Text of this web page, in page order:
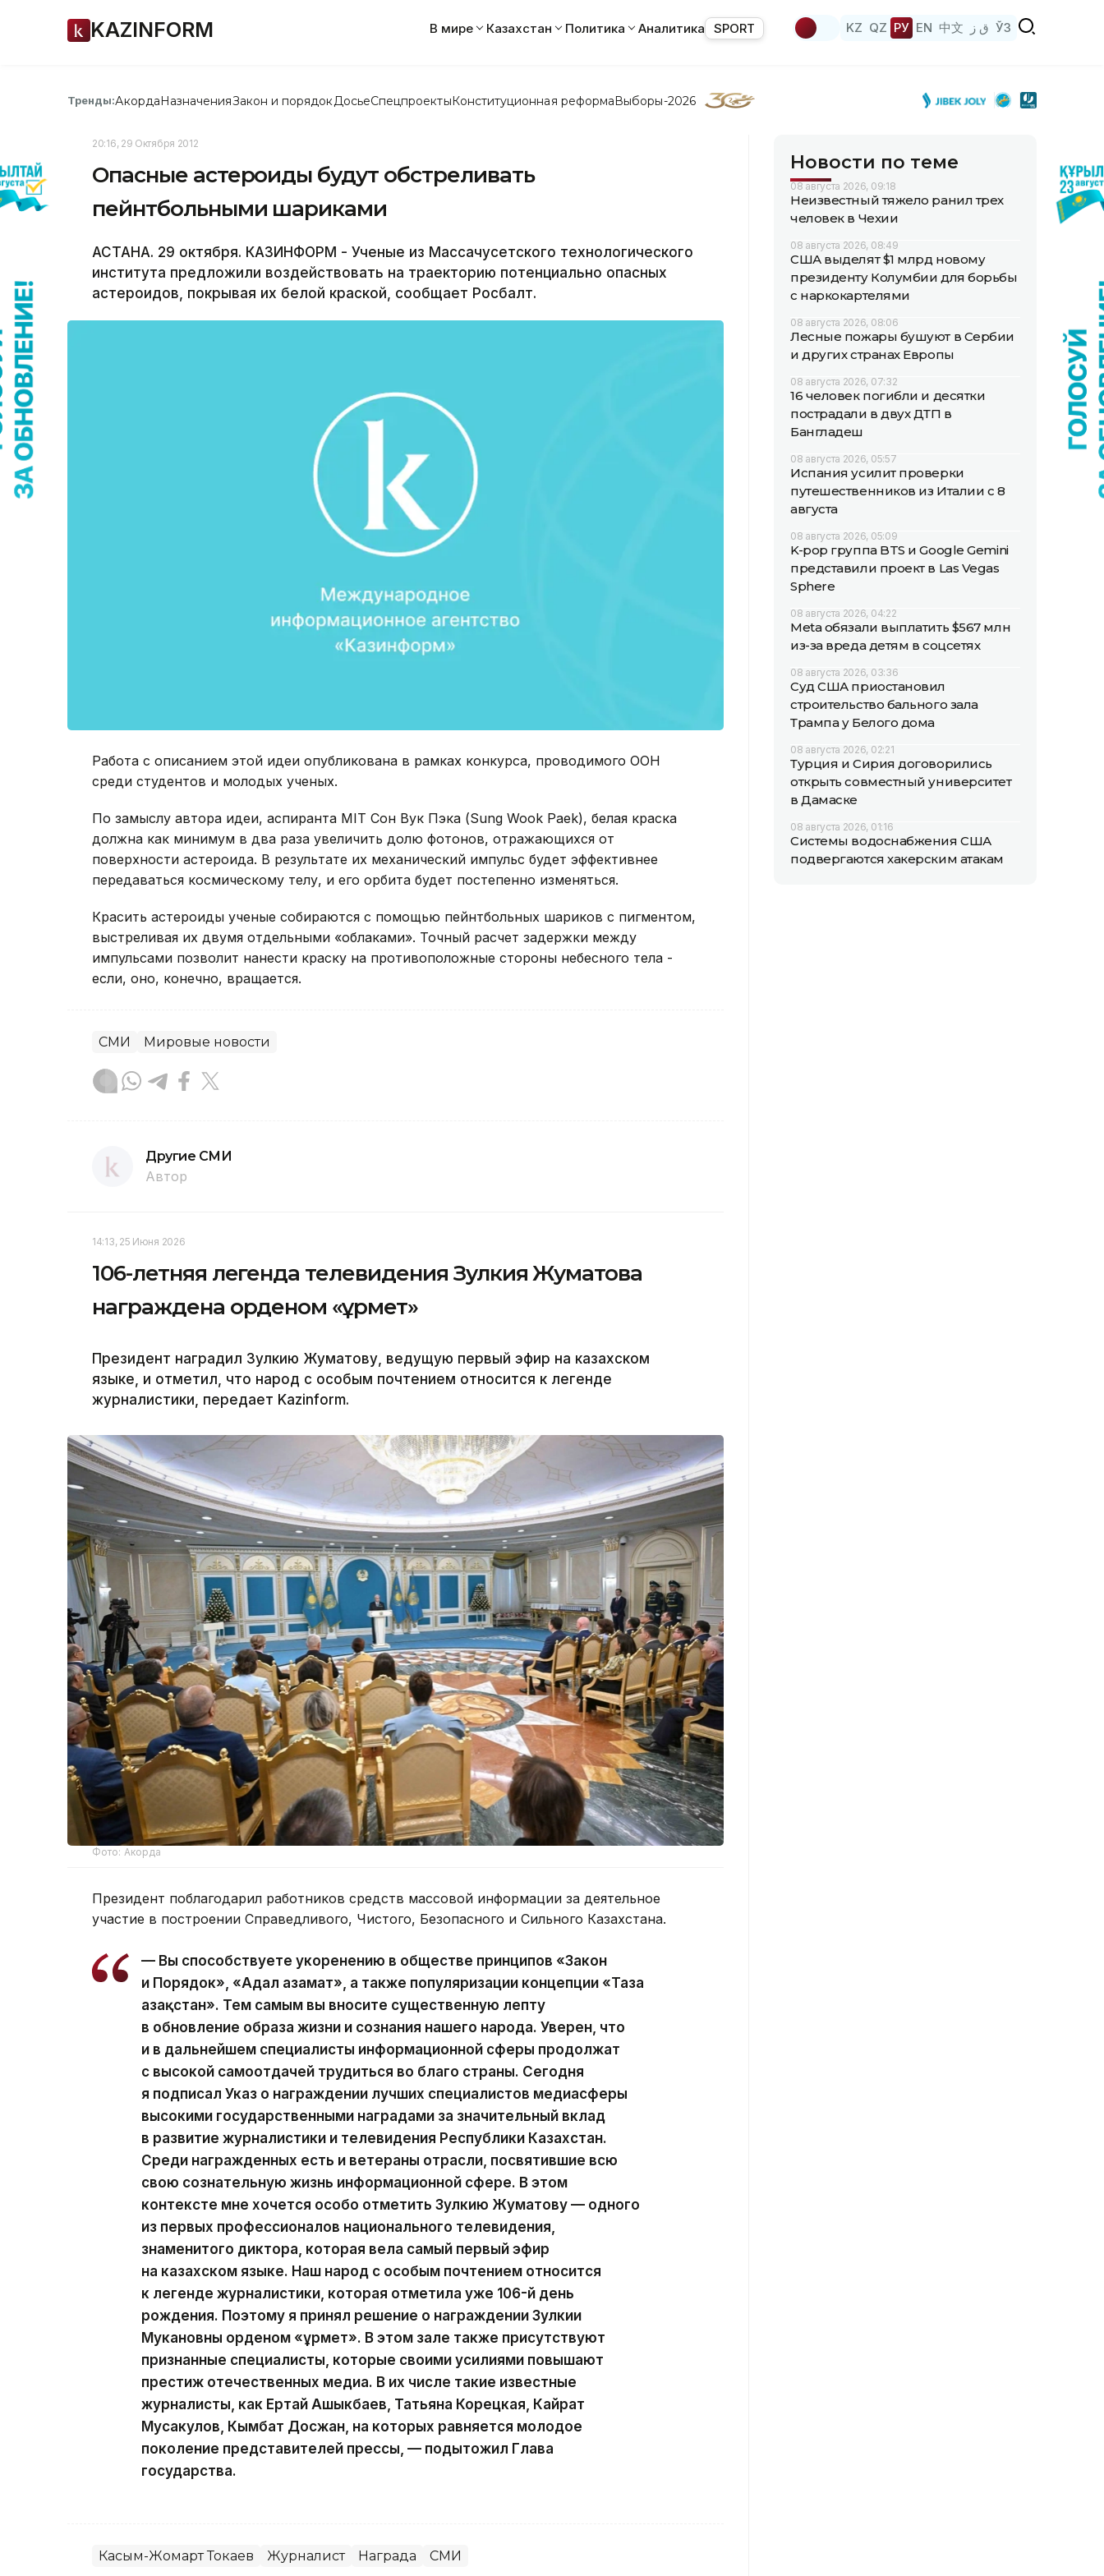
KAZINFORM В мире Казахстан Политика Аналитика SPORT KZ QZ РУ EN 中文 ق ز ЎЗ
Тренды:АкордаНазначенияЗакон и порядок ДосьеСпецпроектыКонституционная реформаВыборы-2026
20:16, 29 Октября 2012
Опасные астероиды будут обстреливать
пейнтбольными шариками
АСТАНА. 29 октября. КАЗИНФОРМ - Ученые из Массачусетского технологического
института предложили воздействовать на траекторию потенциально опасных
астероидов, покрывая их белой краской, сообщает Росбалт.
Работа с описанием этой идеи опубликована в рамках конкурса, проводимого ООН
среди студентов и молодых ученых.
По замыслу автора идеи, аспиранта MIT Сон Вук Пэка (Sung Wook Paek), белая краска
должна как минимум в два раза увеличить долю фотонов, отражающихся от
поверхности астероида. В результате их механический импульс будет эффективнее
передаваться космическому телу, и его орбита будет постепенно изменяться.
Красить астероиды ученые собираются с помощью пейнтбольных шариков с пигментом,
выстреливая их двумя отдельными «облаками». Точный расчет задержки между
импульсами позволит нанести краску на противоположные стороны небесного тела -
если, оно, конечно, вращается.
СМИ Мировые новости
Другие СМИ
Автор
14:13, 25 Июня 2026
106-летняя легенда телевидения Зулкия Жуматова
награждена орденом «Құрмет»
Президент наградил Зулкию Жуматову, ведущую первый эфир на казахском
языке, и отметил, что народ с особым почтением относится к легенде
журналистики, передает Kazinform.
Фото: Акорда
Президент поблагодарил работников средств массовой информации за деятельное
участие в построении Справедливого, Чистого, Безопасного и Сильного Казахстана.
— Вы способствуете укоренению в обществе принципов «Закон
и Порядок», «Адал азамат», а также популяризации концепции «Таза
Қазақстан». Тем самым вы вносите существенную лепту
в обновление образа жизни и сознания нашего народа. Уверен, что
и в дальнейшем специалисты информационной сферы продолжат
с высокой самоотдачей трудиться во благо страны. Сегодня
я подписал Указ о награждении лучших специалистов медиасферы
высокими государственными наградами за значительный вклад
в развитие журналистики и телевидения Республики Казахстан.
Среди награжденных есть и ветераны отрасли, посвятившие всю
свою сознательную жизнь информационной сфере. В этом
контексте мне хочется особо отметить Зулкию Жуматову — одного
из первых профессионалов национального телевидения,
знаменитого диктора, которая вела самый первый эфир
на казахском языке. Наш народ с особым почтением относится
к легенде журналистики, которая отметила уже 106-й день
рождения. Поэтому я принял решение о награждении Зулкии
Мукановны орденом «Құрмет». В этом зале также присутствуют
признанные специалисты, которые своими усилиями повышают
престиж отечественных медиа. В их числе такие известные
журналисты, как Ертай Ашыкбаев, Татьяна Корецкая, Кайрат
Мусакулов, Кымбат Досжан, на которых равняется молодое
поколение представителей прессы, — подытожил Глава
государства.
Касым-Жомарт Токаев Журналист Награда СМИ
Новости по теме
08 августа 2026, 09:18
Неизвестный тяжело ранил трех
человек в Чехии
08 августа 2026, 08:49
США выделят $1 млрд новому
президенту Колумбии для борьбы
с наркокартелями
08 августа 2026, 08:06
Лесные пожары бушуют в Сербии
и других странах Европы
08 августа 2026, 07:32
16 человек погибли и десятки
пострадали в двух ДТП в
Бангладеш
08 августа 2026, 05:57
Испания усилит проверки
путешественников из Италии с 8
августа
08 августа 2026, 05:09
K-pop группа BTS и Google Gemini
представили проект в Las Vegas
Sphere
08 августа 2026, 04:22
Meta обязали выплатить $567 млн
из-за вреда детям в соцсетях
08 августа 2026, 03:36
Суд США приостановил
строительство бального зала
Трампа у Белого дома
08 августа 2026, 02:21
Турция и Сирия договорились
открыть совместный университет
в Дамаске
08 августа 2026, 01:16
Системы водоснабжения США
подвергаются хакерским атакам